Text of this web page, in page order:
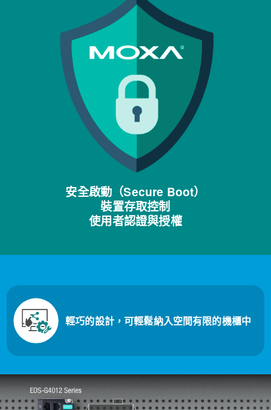
安全啟動（Secure Boot）
裝置存取控制
使用者認證與授權
輕巧的設計，可輕鬆納入空間有限的機櫃中